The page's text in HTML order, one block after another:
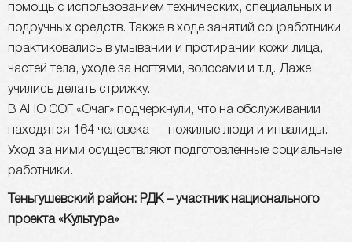
помощь с использованием технических, специальных и
подручных средств. Также в ходе занятий соцработники
практиковались в умывании и протирании кожи лица,
частей тела, уходе за ногтями, волосами и т.д. Даже
учились делать стрижку.
В АНО СОГ «Очаг» подчеркнули, что на обслуживании
находятся 164 человека — пожилые люди и инвалиды.
Уход за ними осуществляют подготовленные социальные
работники.
Теньгушевский район: РДК – участник национального
проекта «Культура»